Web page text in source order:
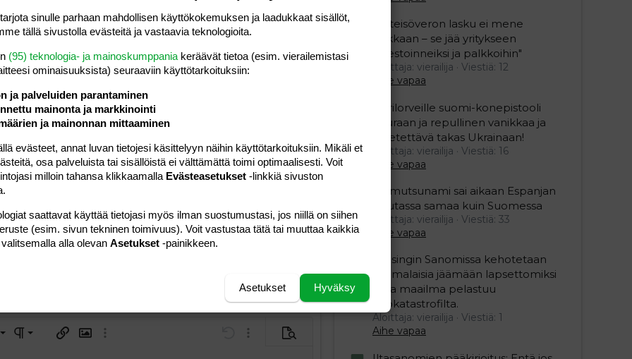
on että hän käy töissä! Lapsemme herää öisin 1-5
yön ja olisin älyttömän väsynyt, apua ei heru. Hän saa
työpäivän jälkeen, mutta minulla siihen ei ole
lapsen kanssa kestää 24 h 7pv viikossa. Hän käy töissä
lastani, mutta edes joskus olisi mukava saada vain
hakkaisi päätä seinään, se ei johda yhtään
kun on lapsen kanssa on tosi hyvä isä. On meillä hyviäkin
en tiedä onko se hyvä vai huono asia.
ajasta enkä anna muitten asioitten haitata sitä.
joten siihen en osaa vastata, mutta voimia ja jaksamista
ajasta lapsesi kanssa.
Vastaa
lista
vasemmalle
Paragraph formatLisää hyperlinkki
Lisää kuvaLaajennettuun editoriin… KumoaLaajennettuun editoriin…
Esikatsele
"Yhteisöveron lasku ei mene
hukkaan – se jää yritykseen
investoinneiksi ja palkkoihin"
Aloittaja: vierailija
Viestiä: 12
Aihe vapaa
Ukrilorveille suomi-konepistooli
kouraan ja repullinen vanikkaa ja
lähetettävä takas Ukrainaan!
Aloittaja: vierailija
Viestiä: 16
Aihe vapaa
Mamutsunami sai aikaan Espanjan
Ceutassa samaa kuin Suomessa
Aloittaja: vierailija
Viestiä: 33
Aihe vapaa
Helsingin Sanomissa kehotetaan
suomalaisia jäämään lapsettomiksi
jotta maailma pelastuu
ekokatastrofilta.
Aloittaja: vierailija
Viestiä: 1
Aihe vapaa
sinulle parhaan mahdollisen käyttökokemuksen ja laadukkaat sisällöt,
tällä sivustolla evästeitä ja vastaavia teknologioita.
(95) teknologia- ja mainoskumppania keräävät tietoa (esim. vierailemis­tasi
ominaisuuk­sista) seuraaviin käyttötarkoituksiin:
ja palveluiden parantaminen
mainonta ja markkinointi
ja mainonnan mittaaminen
evästeet, annat luvan tietojesi käsittelyyn näihin käyttötarkoituksiin. Mikäli et
osa palveluista tai sisällöistä ei välttämättä toimi optimaalisesti. Voit
milloin tahansa klikkaamalla Evästeasetukset -linkkiä sivuston
saattavat käyttää tietojasi myös ilman suostumustasi, jos niillä on siihen
(esim. sivun tekninen toimivuus). Voit vastustaa tätä tai muuttaa kaikkia
alla olevan Asetukset -painikkeen.
Hyväksy
Asetukset